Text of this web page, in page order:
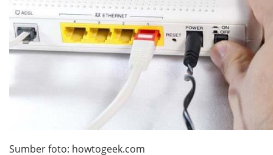
Sumber foto: howtogeek.com